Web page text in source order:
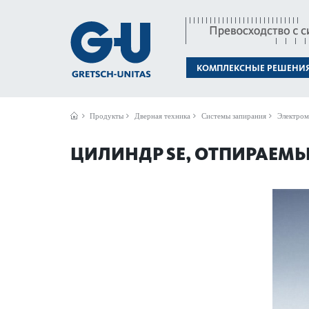
КОМПЛЕКСНЫЕ
Продукты Дверная техника Системы запирания
ЦИЛИНДР SE,